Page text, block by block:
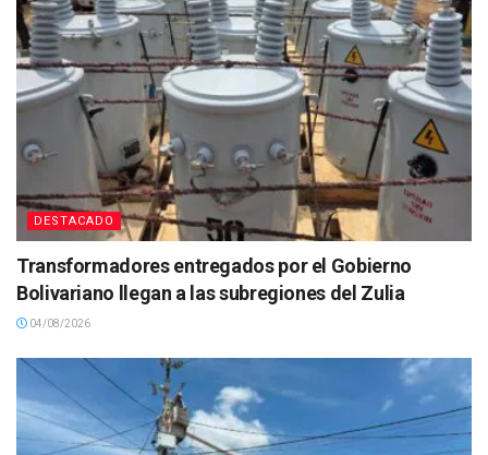
DESTACADO
Transformadores entregados por el Gobierno
Bolivariano llegan a las subregiones del Zulia
04/08/2026